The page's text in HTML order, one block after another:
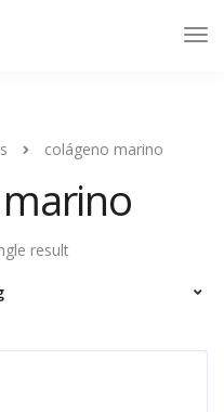
colágeno marino
result